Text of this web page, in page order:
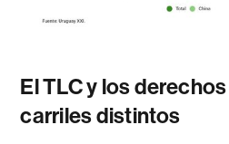
El TLC y los
carriles distintos